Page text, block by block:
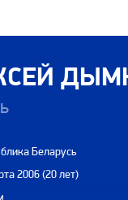
Мн
М
Интернет-
Беларусь
2006 (20 лет)